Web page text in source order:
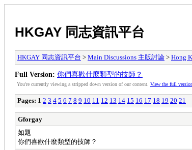
HKGAY 同志資訊平台
HKGAY 同志資訊平台 > Main Discussions 主版討論 > Hong
Full Version: 你們喜歡什麼類型的技師？
You're currently viewing a stripped down version of our content. View the full
Pages: 1 2 3 4 5 6 7 8 9 10 11 12 13 14 15 16 17 18 19 20 21
Gforgay
如題
你們喜歡什麼類型的技師？